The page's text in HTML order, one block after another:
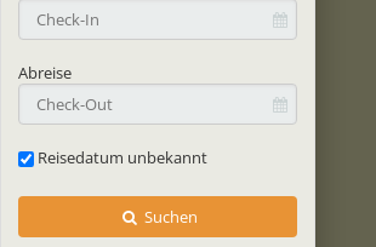
Abreise
Reisedatum unbekannt
Suchen